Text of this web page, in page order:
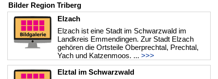
Bilder Region Triberg
Elzach
Elzach ist eine Stadt im Schwarzwald im
Landkreis Emmendingen. Zur Stadt Elzach
gehören die Ortsteile Oberprechtal, Prechtal,
Yach und Katzenmoos. ... >>>
Elztal im Schwarzwald